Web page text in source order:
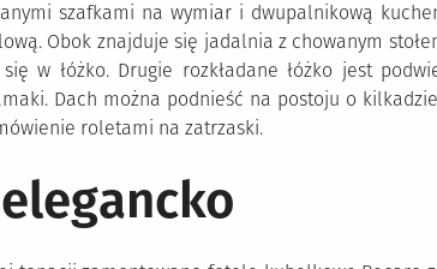
szafkami na wymiar i dwupalnikową
Obok znajduje się jadalnia z chowanym
w łóżko. Drugie rozkładane łóżko jest
Dach można podnieść na postoju o
roletami na zatrzaski.